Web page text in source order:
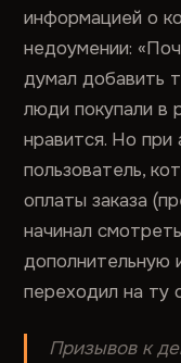
информацией о
недоумении:
думал добавить
люди покупали в
нравится. Но при
пользователь,
оплаты заказа
начинал
дополнительную
переходил на ту
Призывов к